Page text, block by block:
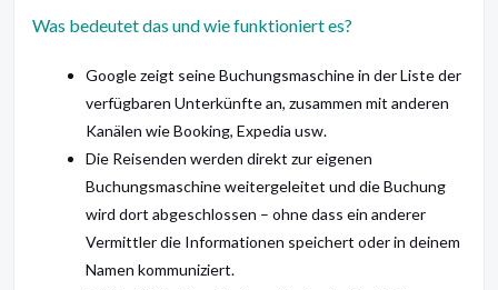
Was bedeutet das und wie funktioniert es?
Google zeigt seine Buchungsmaschine in der Liste der
verfügbaren Unterkünfte an, zusammen mit anderen
Kanälen wie Booking, Expedia usw.
Die Reisenden werden direkt zur eigenen
Buchungsmaschine weitergeleitet und die Buchung
wird dort abgeschlossen – ohne dass ein anderer
Vermittler die Informationen speichert oder in deinem
Namen kommuniziert.